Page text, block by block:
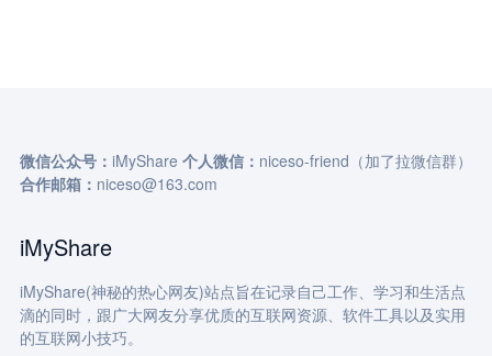
微信公众号： iMyShare 个人微信： niceso-friend（加了拉微信群）
合作邮箱： niceso@163.com
iMyShare
iMyShare(神秘的热心网友)站点旨在记录自己工作、学习和生活点
滴的同时，跟广大网友分享优质的互联网资源、软件工具以及实用
的互联网小技巧。